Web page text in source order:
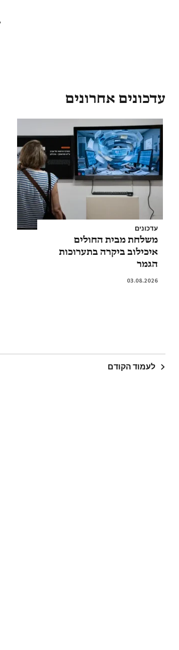
עדכונים אחרונים
עדכונים
משלחת מבית החולים
איכילוב ביקרה בתערוכות
הגמר
03.08.2026
לעמוד הקודם